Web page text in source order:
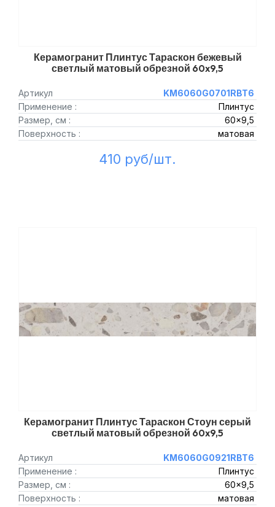
Керамогранит Плинтус Тараскон бежевый
светлый матовый обрезной 60x9,5
Артикул
KM6060G0701RBT6
Применение :
Плинтус
Размер, см :
60x9,5
Поверхность :
матовая
410 руб/шт.
Керамогранит Плинтус Тараскон Стоун серый
светлый матовый обрезной 60x9,5
Артикул
KM6060G0921RBT6
Применение :
Плинтус
Размер, см :
60x9,5
Поверхность :
матовая